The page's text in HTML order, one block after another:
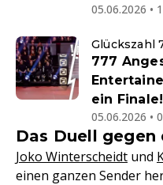
05.06.2026 •
Glückszahl
777
ein Finale!
05.06.2026 •
Das Duell gegen
Joko Winterscheidt und
einen ganzen Sender